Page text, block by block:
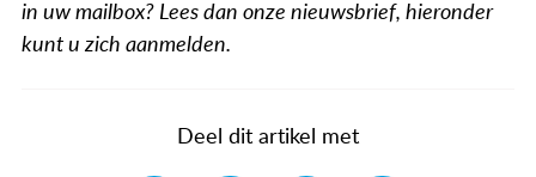
in uw mailbox? Lees dan onze nieuwsbrief, hieronder
kunt u zich aanmelden.
Deel dit artikel met